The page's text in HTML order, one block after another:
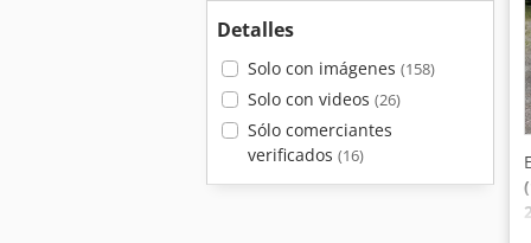
Detalles
Solo con imágenes (158)
Solo con videos (26)
Sólo comerciantes
verificados (16)